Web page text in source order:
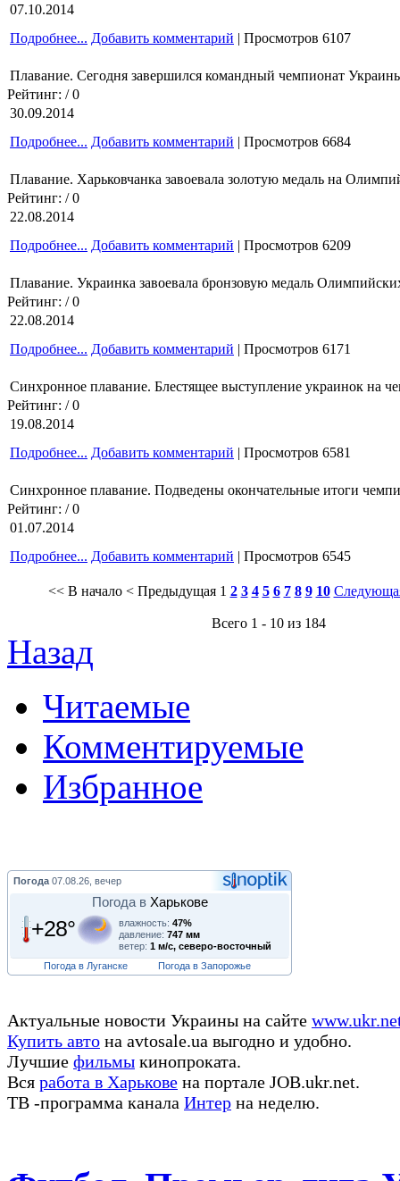
07.10.2014
Подробнее... Добавить комментарий | Просмотров 6107
Плавание. Сегодня завершился командный чемпионат
Рейтинг: / 0
30.09.2014
Подробнее... Добавить комментарий | Просмотров 6684
Плавание. Харьковчанка завоевала золотую медаль на
Рейтинг: / 0
22.08.2014
Подробнее... Добавить комментарий | Просмотров 6209
Плавание. Украинка завоевала бронзовую медаль
Рейтинг: / 0
22.08.2014
Подробнее... Добавить комментарий | Просмотров 6171
Синхронное плавание. Блестящее выступление украинок на
Рейтинг: / 0
19.08.2014
Подробнее... Добавить комментарий | Просмотров 6581
Синхронное плавание. Подведены окончательные итоги
Рейтинг: / 0
01.07.2014
Подробнее... Добавить комментарий | Просмотров 6545
<< В начало < Предыдущая 1 2 3 4 5 6 7 8 9 10
Всего 1 - 10 из 184
Назад
Читаемые
Комментируемые
Избранное
Погода 07.08.26, вечер
Погода в Харькове
+28° влажность: 47%
давление: 747 мм
ветер: 1 м/с, северо-восточный
Погода в Луганске
Погода в Запорожье
Актуальные новости Украины на сайте
Купить авто на avtosale.ua выгодно и удобно.
Лучшие фильмы кинопроката.
Вся работа в Харькове на портале JOB.ukr.net.
ТВ -программа канала Интер на неделю.